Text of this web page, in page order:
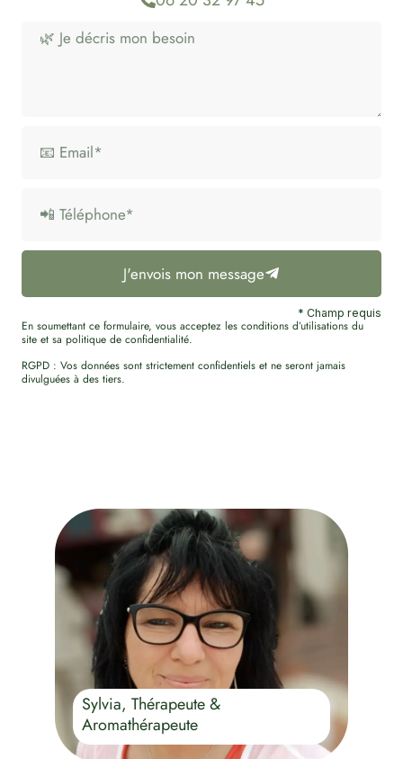
J'envois mon message
* Champ requis
En soumettant ce formulaire, vous acceptez les conditions d’utilisations du
site et sa politique de confidentialité.
RGPD : Vos données sont strictement confidentiels et ne seront jamais
divulguées à des tiers.
Sylvia, Thérapeute &
Aromathérapeute